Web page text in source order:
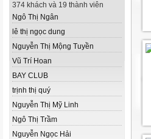
374 khách và 19 thành viên
Ngô Thị Ngân
lê thị ngọc dung
Nguyễn Thị Mộng Tuyền
Vũ Trí Hoan
BAY CLUB
trịnh thị quý
Nguyễn Thị Mỹ Linh
Ngô Thị Trầm
Nguyễn Ngọc Hải